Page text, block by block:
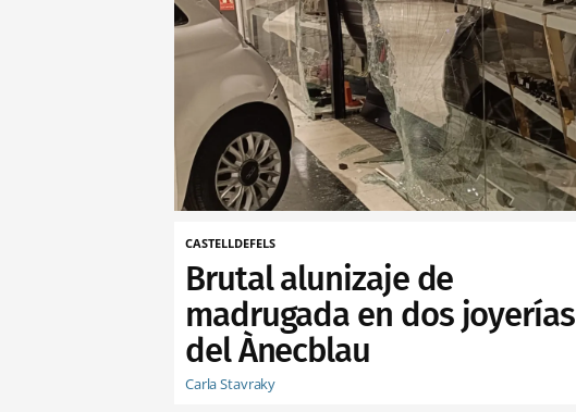
CASTELLDEFELS
Brutal alunizaje de
madrugada en dos joyerías
del Ànecblau
Carla Stavraky